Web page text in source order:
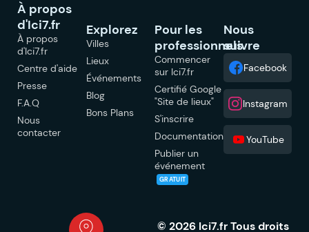
À propos
d'Ici7.fr
À propos
d'Ici7.fr
Centre d'aide
Presse
F.A.Q
Nous
contacter
Explorez
Villes
Lieux
Événements
Blog
Bons Plans
Pour les
professionnels
Commencer
sur Ici7.fr
Certifié Google
"Site de lieux"
S'inscrire
Documentation
Publier un
événement
GRATUIT
Nous
suivre
Facebook
Instagram
YouTube
© 2026 Ici7.fr Tous droits